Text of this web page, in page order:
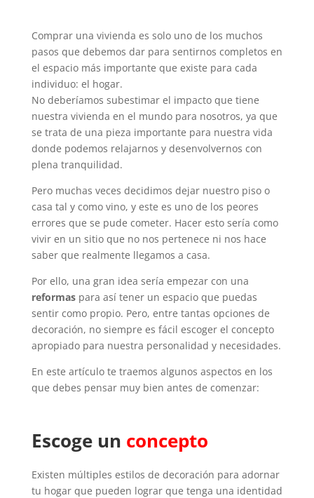
Comprar una vivienda es solo uno de los muchos
pasos que debemos dar para sentirnos completos en
el espacio más importante que existe para cada
individuo: el hogar.
No deberíamos subestimar el impacto que tiene
nuestra vivienda en el mundo para nosotros, ya que
se trata de una pieza importante para nuestra vida
donde podemos relajarnos y desenvolvernos con
plena tranquilidad.
Pero muchas veces decidimos dejar nuestro piso o
casa tal y como vino, y este es uno de los peores
errores que se pude cometer. Hacer esto sería como
vivir en un sitio que no nos pertenece ni nos hace
saber que realmente llegamos a casa.
Por ello, una gran idea sería empezar con una
reformaspara así tener un espacio que puedas
sentir como propio. Pero, entre tantas opciones de
decoración, no siempre es fácil escoger el concepto
apropiado para nuestra personalidad y necesidades.
En este artículo te traemos algunos aspectos en los
que debes pensar muy bien antes de comenzar:
Escoge un concepto
Existen múltiples estilos de decoración para adornar
tu hogar que pueden lograr que tenga una identidad